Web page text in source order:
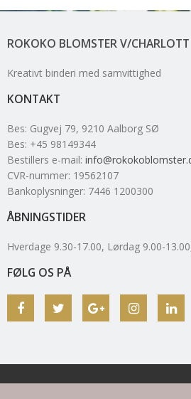
ROKOKO BLOMSTER V/CHARLOTT
Kreativt binderi med samvittighed
KONTAKT
Bes: Gugvej 79, 9210 Aalborg SØ
Bes: +45 98149344
Bestillers e-mail:
CVR-nummer: 19562107
Bankoplysninger: 7446 1200300
ÅBNINGSTIDER
Hverdage 9.30-17.00, Lørdag 9.00-
FØLG OS PÅ